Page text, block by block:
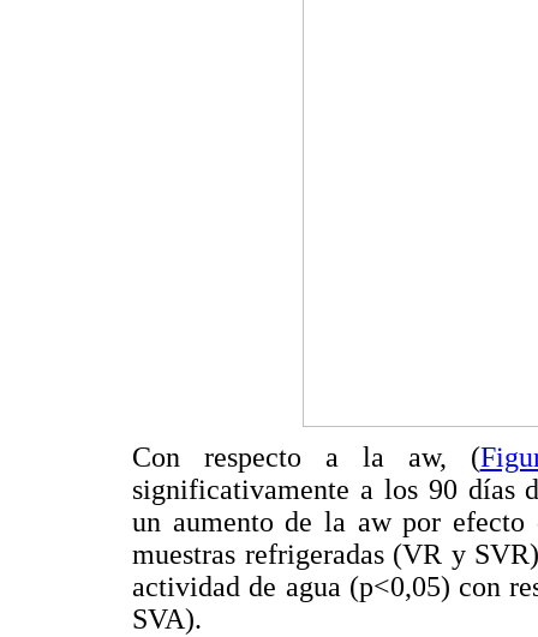
Con respecto a la aw, (
significativamente a los 90 días
un aumento de la aw por efecto
muestras refrigeradas (VR y
actividad de agua (p<0,05) con
SVA).